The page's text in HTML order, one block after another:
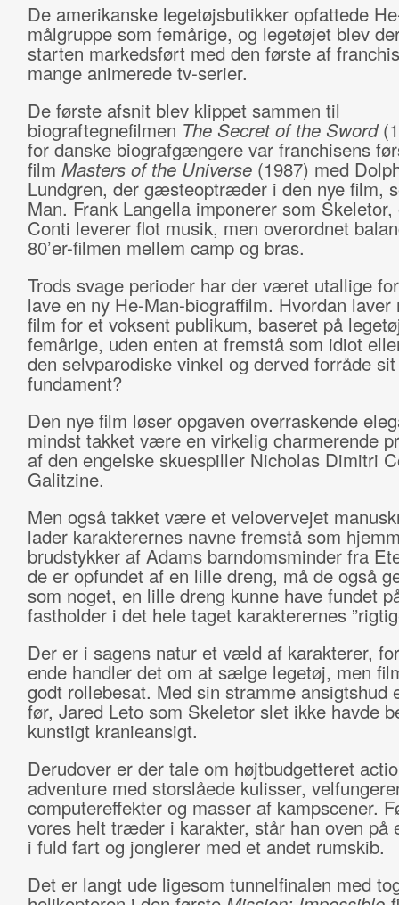
De amerikanske legetøjsbutikker opfattede
målgruppe som femårige, og legetøjet blev
starten markedsført med den første af
mange animerede tv-serier.
De første afsnit blev klippet sammen til
biograftegnefilmen The Secret of the Sword
for danske biografgængere var franchisens
film Masters of the Universe (1987) med
Lundgren, der gæsteoptræder i den nye film,
Man. Frank Langella imponerer som
Conti leverer flot musik, men overordnet
80’er-filmen mellem camp og bras.
Trods svage perioder har der været utallige
lave en ny He-Man-biograffilm. Hvordan laver
film for et voksent publikum, baseret på
femårige, uden enten at fremstå som idiot
den selvparodiske vinkel og derved forråde sit
fundament?
Den nye film løser opgaven overraskende
mindst takket være en virkelig charmerende
af den engelske skuespiller Nicholas Dimitri
Galitzine.
Men også takket være et velovervejet
lader karakterernes navne fremstå som
brudstykker af Adams barndomsminder fra
de er opfundet af en lille dreng, må de også
som noget, en lille dreng kunne have fundet
fastholder i det hele taget karakterernes
Der er i sagens natur et væld af karakterer,
ende handler det om at sælge legetøj, men
godt rollebesat. Med sin stramme ansigtshud
før, Jared Leto som Skeletor slet ikke havde
kunstigt kranieansigt.
Derudover er der tale om højtbudgetteret
adventure med storslåede kulisser,
computereffekter og masser af kampscener.
vores helt træder i karakter, står han oven på
i fuld fart og jonglerer med et andet rumskib.
Det er langt ude ligesom tunnelfinalen med